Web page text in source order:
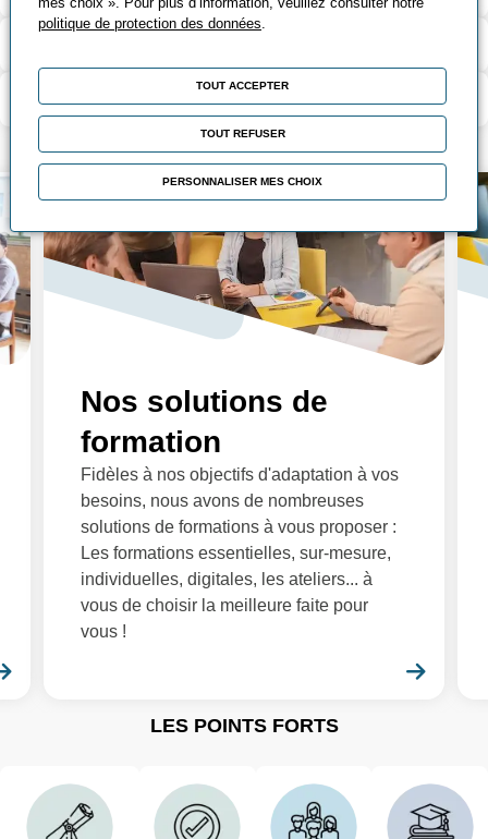
Modalité d’évaluation
Nos solutions de
formation
Fidèles à nos objectifs d'adaptation à vos
besoins, nous avons de nombreuses
solutions de formations à vous proposer :
Les formations essentielles, sur-mesure,
individuelles, digitales, les ateliers... à
vous de choisir la meilleure faite pour
vous !
LES POINTS FORTS
politique de protection des données.
TOUT ACCEPTER
TOUT REFUSER
PERSONNALISER MES CHOIX